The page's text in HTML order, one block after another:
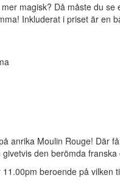
magisk? Då måste du
Inkluderat i priset är en
anrika Moulin Rouge! Där
den berömda
beroende på vilken